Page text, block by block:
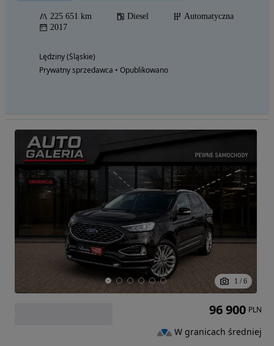
225 651 km Diesel
Automatyczna
2017
Lędziny (Śląskie)
Prywatny sprzedawca • Opublikowano
1 / 6
96 900 PLN
W granicach średniej